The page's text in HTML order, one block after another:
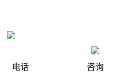
电话 咨询